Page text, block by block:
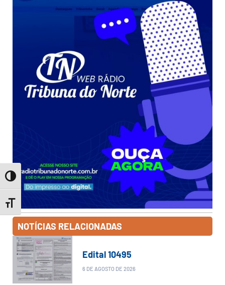
Toggle High Contrast
Toggle Font size
NOTÍCIAS RELACIONADAS
Edital 10495
6 DE AGOSTO DE 2026